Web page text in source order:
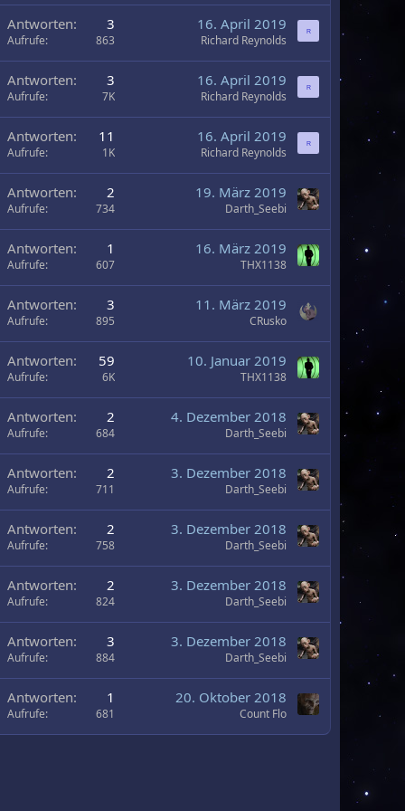
Antworten 3
Aufrufe 863
16. April 2019
Richard Reynolds
R
Antworten 3
Aufrufe 7K
16. April 2019
Richard Reynolds
R
Antworten 11
Aufrufe 1K
16. April 2019
Richard Reynolds
R
Antworten 2
Aufrufe 734
19. März 2019
Darth_Seebi
Antworten 1
Aufrufe 607
16. März 2019
THX1138
Antworten 3
Aufrufe 895
11. März 2019
CRusko
Antworten 59
Aufrufe 6K
10. Januar 2019
THX1138
Antworten 2
Aufrufe 684
4. Dezember 2018
Darth_Seebi
Antworten 2
Aufrufe 711
3. Dezember 2018
Darth_Seebi
Antworten 2
Aufrufe 758
3. Dezember 2018
Darth_Seebi
Antworten 2
Aufrufe 824
3. Dezember 2018
Darth_Seebi
Antworten 3
Aufrufe 884
3. Dezember 2018
Darth_Seebi
Antworten 1
Aufrufe 681
20. Oktober 2018
Count Flo